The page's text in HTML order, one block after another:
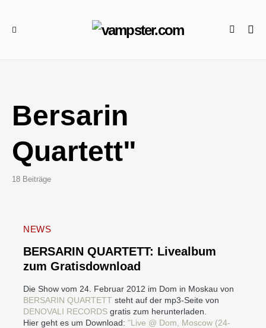
Bersarin
Quartett"
18 Beiträge
NEWS
BERSARIN QUARTETT: Livealbum
zum Gratisdownload
Die Show vom 24. Februar 2012 im Dom in Moskau von
BERSARIN QUARTETT steht auf der mp3-Seite von
DENOVALI RECORDS gratis zum herunterladen.
Hier geht es um Download: "Live @ Dom, Moscow (24-